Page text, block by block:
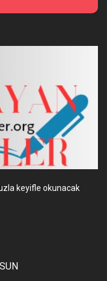
keyifle okunacak